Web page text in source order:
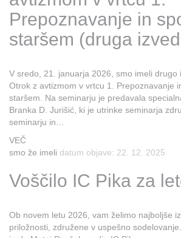
Prepoznavanje in
staršem (druga
V sredo, 21. januarja 2026, smo imeli drugo
Otrok z avtizmom v vrtcu 1. Prepoznavanje
staršem. Na seminarju je predavala
Branka D. Jurišić, ki je utrinke seminarja
seminarju in…
VEČ
smo že imeli datum objave: 22. 12. 2025
Voščilo IC Pika za
Ob novem letu 2026, vam želimo najboljše
priložnosti, združene v uspešno